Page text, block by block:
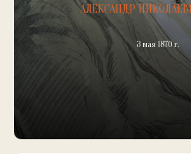
АЛЕКСАНДР
3 мая 1870 г.